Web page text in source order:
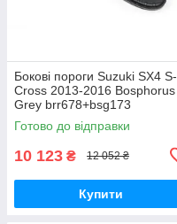
Бокові пороги Suzuki SX4 S-
Cross 2013-2016 Bosphorus
Grey brr678+bsg173
Готово до відправки
10 123 ₴ 12 052 ₴
Купити